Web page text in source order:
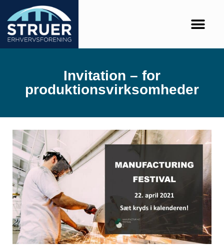
Invitation – for
produktionsvirksomheder